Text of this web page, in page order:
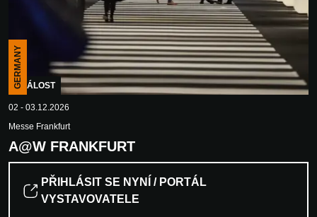
UDÁLOST
GERMANY
02 - 03.12.2026
Messe Frankfurt
A@W FRANKFURT
PŘIHLÁSIT SE NYNÍ / PORTÁL
VYSTAVOVATELE